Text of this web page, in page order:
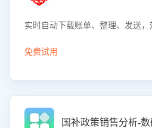
实时自动下载账单、整理、发送，
免费试用
国补政策销售分析-